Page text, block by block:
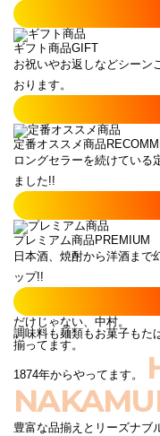
ギフト商品GIFT
お祝いやお返しなどシーン
おります。
定番オススメ商品
ロングセラーを続けている
ました!!
プレミアム商品 PREMIUM
日本酒、焼酎から洋酒まで
ップ!!
だけじゃない、中村。
調味料も麺類もお菓子もた
揃ってます。
1874年からやってます。
豊富な品揃えとリーズナブ